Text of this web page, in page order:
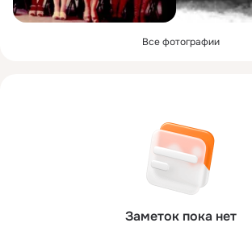
Все фотографии
Заметок пока нет